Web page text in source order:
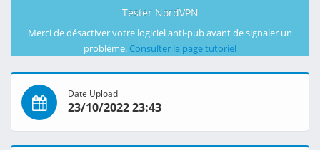
Tester NordVPN
Merci de désactiver votre logiciel anti-pub avant de signaler un
problème. Consulter la page tutoriel
Date Upload
23/10/2022 23:43